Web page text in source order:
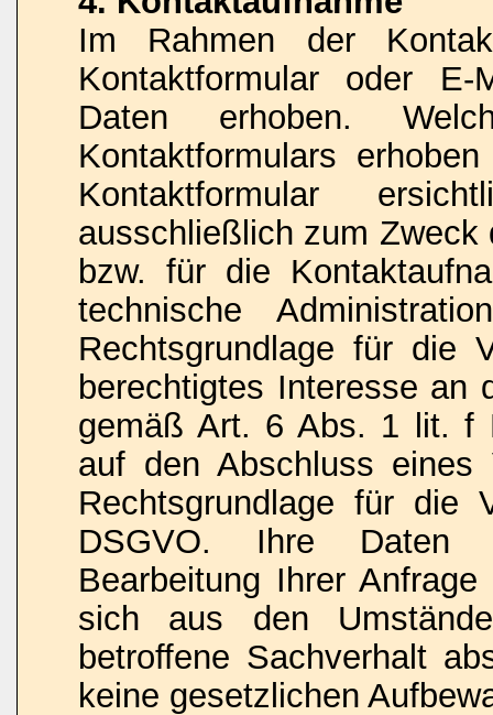
Im Rahmen der
Kontaktformular oder E-
Daten erhoben.
Kontaktformulars
Kontaktformular
ausschließlich zum Zweck
bzw. für die
technische
Rechtsgrundlage für die
berechtigtes Interesse an
gemäß Art. 6 Abs. 1 lit. f
auf den Abschluss
Rechtsgrundlage für
DSGVO. Ihre Daten
Bearbeitung Ihrer
sich aus den
betroffene Sachverhalt
keine gesetzlichen